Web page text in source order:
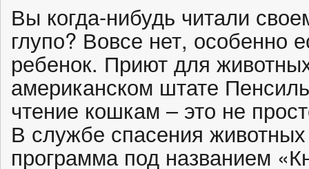
Вы когда-нибудь читали
глупо? Вовсе нет, особенно
ребенок. Приют для
американском штате
чтение кошкам – это не
В службе спасения животных
программа под названием